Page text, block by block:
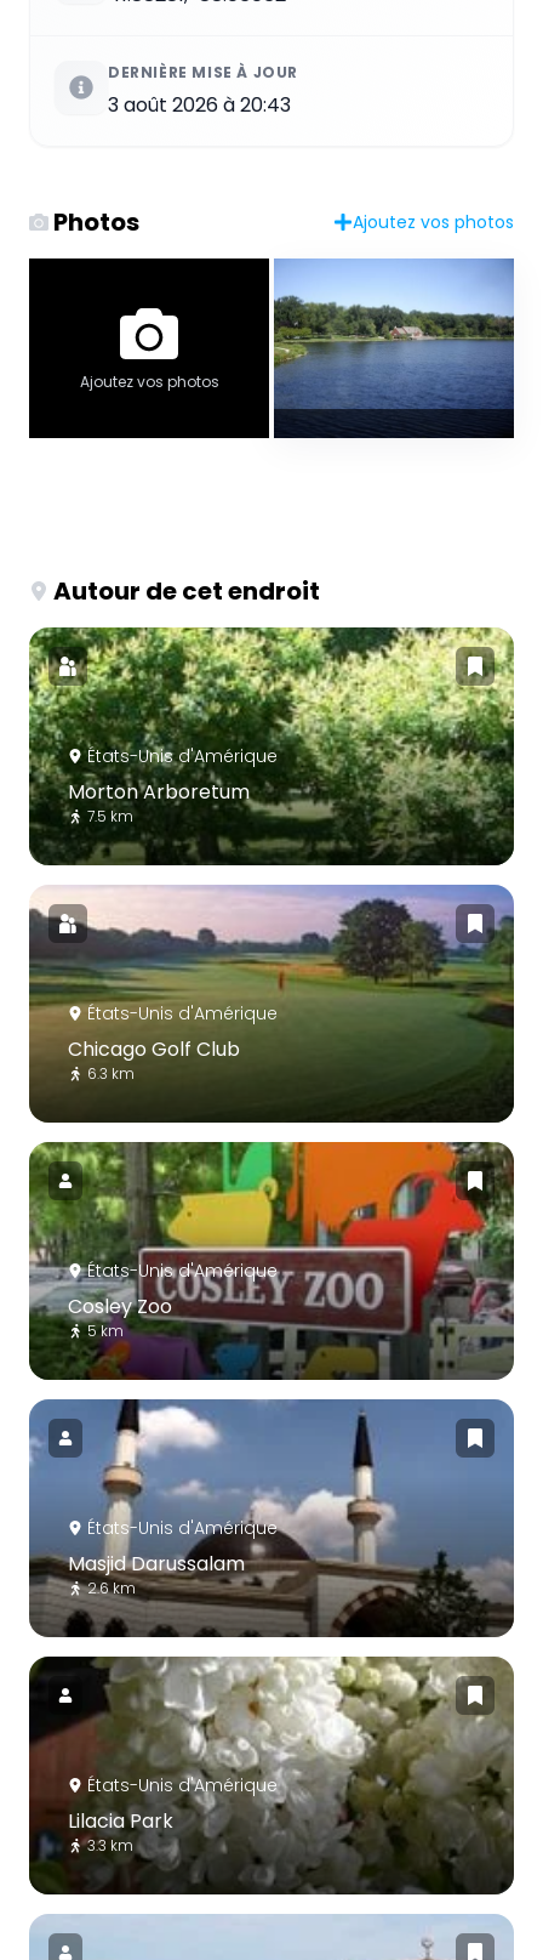
DERNIÈRE MISE À JOUR
3 août 2026 à 20:43
Photos Ajoutez vos photos
Ajoutez vos photos
Autour de cet endroit
États-Unis d'Amérique
Morton Arboretum
7.5 km
États-Unis d'Amérique
Chicago Golf Club
6.3 km
États-Unis d'Amérique
Cosley Zoo
5 km
États-Unis d'Amérique
Masjid Darussalam
2.6 km
États-Unis d'Amérique
Lilacia Park
3.3 km